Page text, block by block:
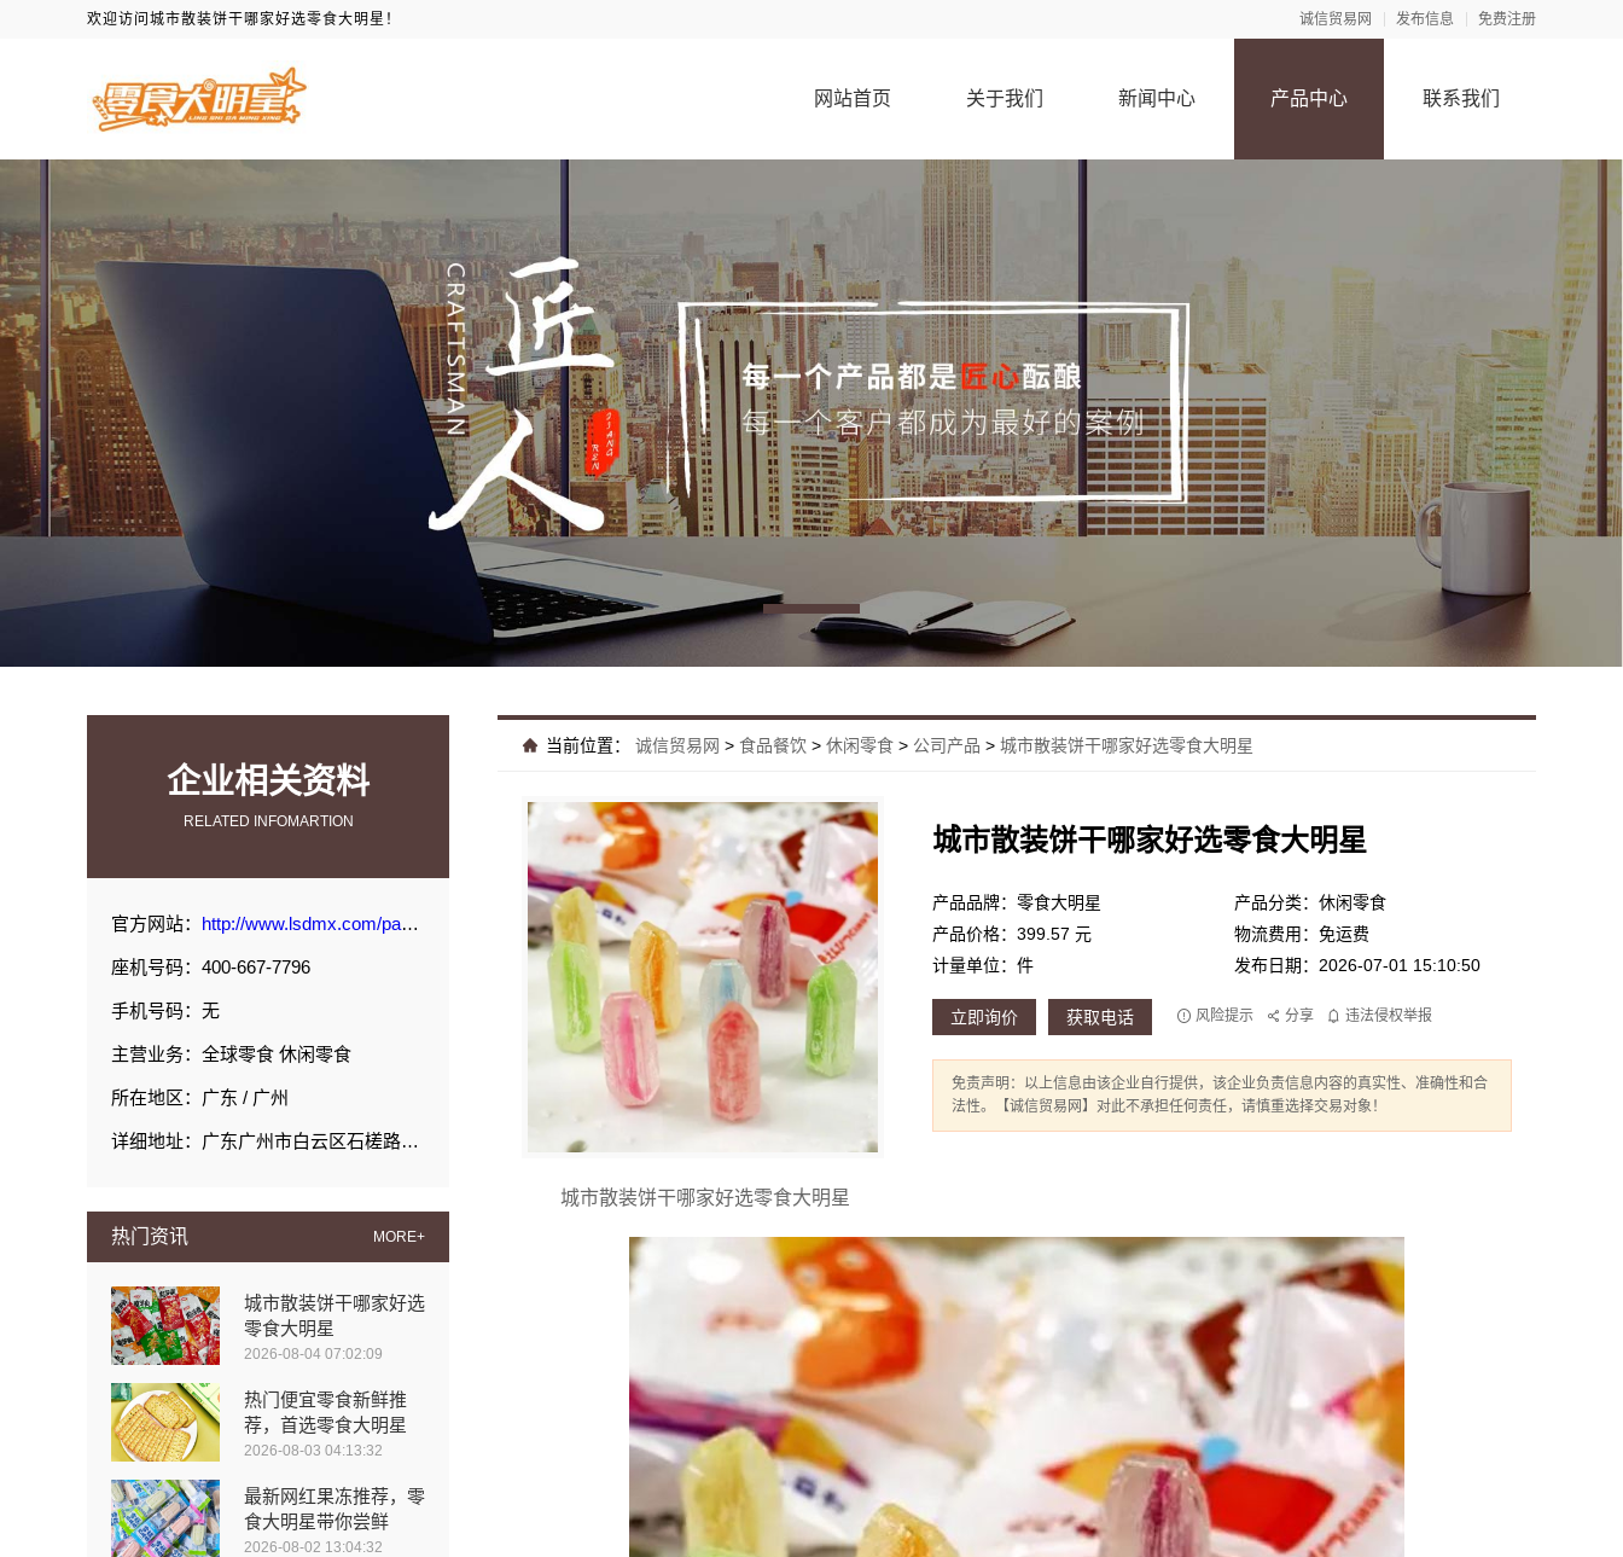
欢迎访问城市散装饼干哪家好选零食大明星！ 诚信贸易网 发布信息 免费注册
网站首页 关于我们 新闻中心 产品中心 联系我们
企业相关资料
RELATED INFOMARTION
官方网站： http://www.lsdmx.com/page/3.html#p1
座机号码：400-667-7796
手机号码：无
主营业务：全球零食 休闲零食
所在地区：广东 / 广州
详细地址：广东广州市白云区石槎路聚源街50号1#栋15层1508室
热门资讯 MORE+
城市散装饼干哪家好选
零食大明星
2026-08-04 07:02:09
热门便宜零食新鲜推
荐，首选零食大明星
2026-08-03 04:13:32
最新网红果冻推荐，零
食大明星带你尝鲜
2026-08-02 13:04:32
当前位置： 诚信贸易网 > 食品餐饮 > 休闲零食 > 公司产品 > 城市散装饼干哪家好选零食大明星
城市散装饼干哪家好选零食大明星
产品品牌：零食大明星
产品分类：休闲零食
产品价格：399.57 元
物流费用：免运费
计量单位：件
发布日期：2026-07-01 15:10:50
立即询价 获取电话 风险提示 分享 违法侵权举报
免责声明：以上信息由该企业自行提供，该企业负责信息内容的真实性、准确性和合
法性。【诚信贸易网】对此不承担任何责任，请慎重选择交易对象！
城市散装饼干哪家好选零食大明星